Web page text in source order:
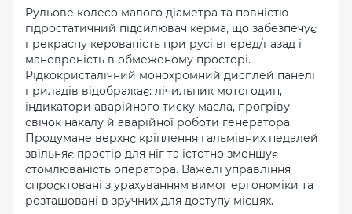
Рульове колесо малого діаметра та повністю
гідростатичний підсилювач керма, що забезпечує
прекрасну керованість при русі вперед/назад і
маневреність в обмеженому просторі.
Рідкокристалічний монохромний дисплей панелі
приладів відображає: лічильник мотогодин,
індикатори аварійного тиску масла, прогріву
свічок накалу й аварійної роботи генератора.
Продумане верхнє кріплення гальмівних педалей
звільняє простір для ніг та істотно зменшує
стомлюваність оператора. Важелі управління
спроєктовані з урахуванням вимог ергономіки та
розташовані в зручних для доступу місцях.